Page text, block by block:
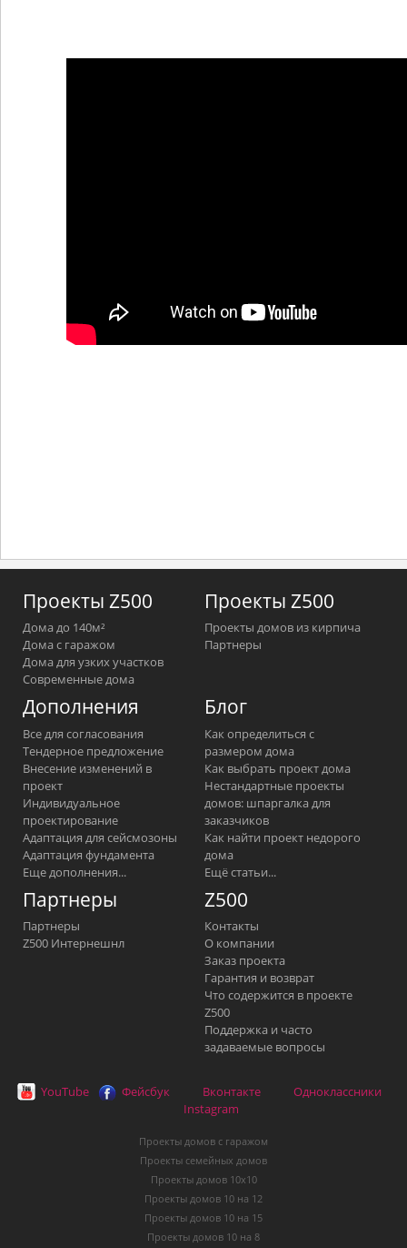
Проекты Z500
Дома до 140м²
Дома с гаражом
Дома для узких участков
Современные дома
Проекты Z500
Проекты домов из кирпича
Партнеры
Дополнения
Все для согласования
Тендерное предложение
Внесение изменений в
проект
Индивидуальное
проектирование
Адаптация для сейсмозоны
Адаптация фундамента
Еще дополнения...
Блог
Как определиться с
размером дома
Как выбрать проект дома
Нестандартные проекты
домов: шпаргалка для
заказчиков
Как найти проект недорого
дома
Ещё статьи...
Партнеры
Партнеры
Z500 Интернешнл
Z500
Контакты
О компании
Заказ проекта
Гарантия и возврат
Что содержится в проекте
Z500
Поддержка и часто
задаваемые вопросы
YouTube Фейсбук Вконтакте
Одноклассники
Instagram
Проекты домов с гаражом
Проекты семейных домов
Проекты домов 10х10
Проекты домов 10 на 12
Проекты домов 10 на 15
Проекты домов 10 на 8